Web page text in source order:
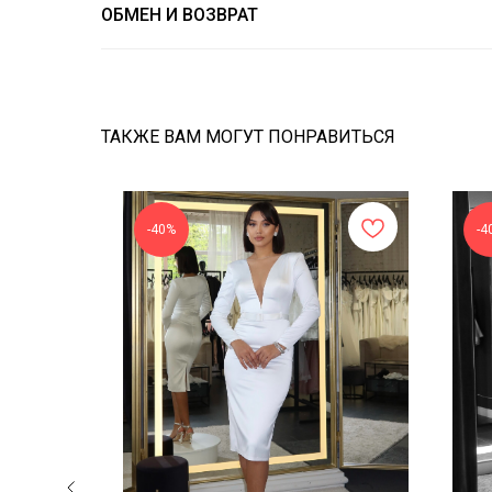
ОБМЕН И ВОЗВРАТ
ТАКЖЕ ВАМ МОГУТ ПОНРАВИТЬСЯ
-40% -